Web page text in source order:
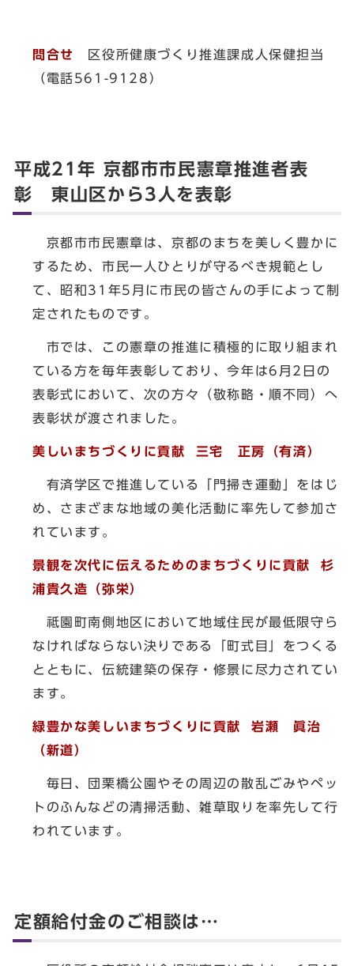
問合せ
区役所健康づくり推進課成人保健担当
（電話561-9128）
平成21年 京都市市民憲章推進者表
彰 東山区から3人を表彰
京都市市民憲章は、京都のまちを美しく豊かに
するため、市民一人ひとりが守るべき規範とし
て、昭和31年5月に市民の皆さんの手によって制
定されたものです。
市では、この憲章の推進に積極的に取り組まれ
ている方を毎年表彰しており、今年は6月2日の
表彰式において、次の方々（敬称略・順不同）へ
表彰状が渡されました。
美しいまちづくりに貢献 三宅 正房（有済）
有済学区で推進している「門掃き運動」をはじ
め、さまざまな地域の美化活動に率先して参加さ
れています。
景観を次代に伝えるためのまちづくりに貢献 杉
浦貴久造（弥栄）
祗園町南側地区において地域住民が最低限守ら
なければならない決りである「町式目」をつくる
とともに、伝統建築の保存・修景に尽力されてい
ます。
緑豊かな美しいまちづくりに貢献 岩瀬 眞治
（新道）
毎日、団栗橋公園やその周辺の散乱ごみやペッ
トのふんなどの清掃活動、雑草取りを率先して行
われています。
定額給付金のご相談は…